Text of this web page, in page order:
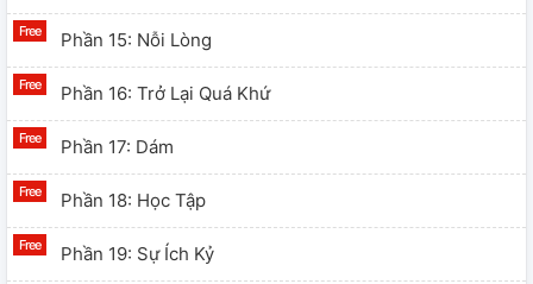
Phần 15: Nỗi Lòng
Phần 16: Trở Lại Quá Khứ
Phần 17: Dám
Phần 18: Học Tập
Phần 19: Sự Ích Kỷ